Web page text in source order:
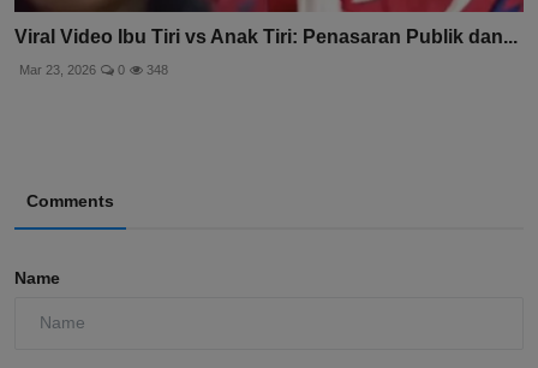
Viral Video Ibu Tiri vs Anak Tiri: Penasaran Publik dan...
Mar 23, 2026 0 348
Comments
Name